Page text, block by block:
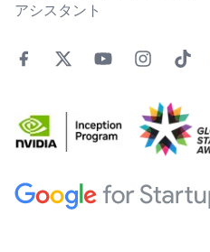
アシスタント